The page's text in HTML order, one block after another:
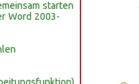
starten
Word 2003-